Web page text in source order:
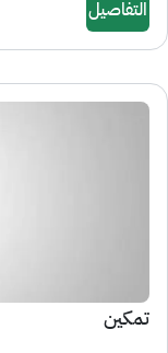
التفاصيل
تمكين